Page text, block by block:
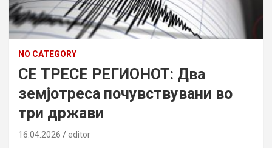
NO CATEGORY
СЕ ТРЕСЕ РЕГИОНОТ: Два
земјотреса почувствувани во
три држави
16.04.2026 editor